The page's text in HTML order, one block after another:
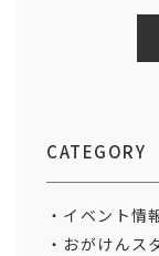
CATEGORY
イベント情
おがけんス